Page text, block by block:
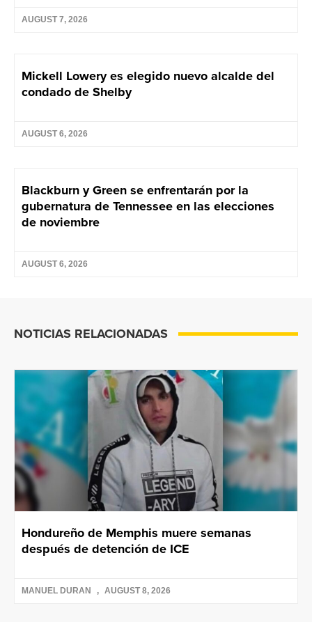
AUGUST 7, 2026
Mickell Lowery es elegido nuevo alcalde del
condado de Shelby
AUGUST 6, 2026
Blackburn y Green se enfrentarán por la
gubernatura de Tennessee en las elecciones
de noviembre
AUGUST 6, 2026
NOTICIAS RELACIONADAS
Hondureño de Memphis muere semanas
después de detención de ICE
MANUEL DURAN AUGUST 8, 2026